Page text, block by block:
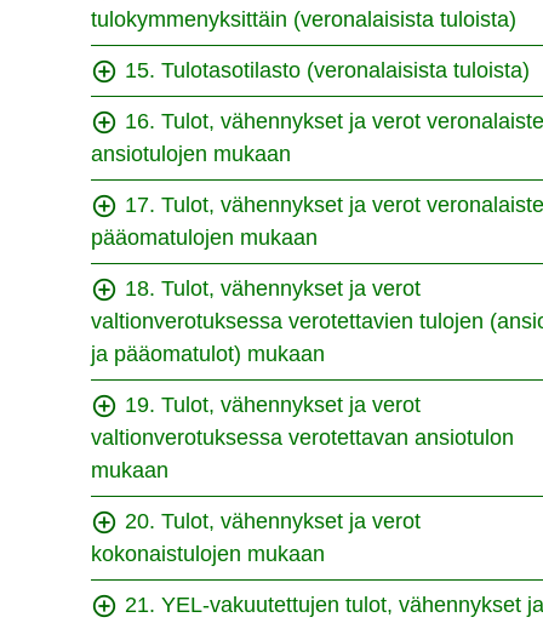
tulokymmenyksittäin (veronalaisista tuloista)
15. Tulotasotilasto (veronalaisista tuloista)
16. Tulot, vähennykset ja verot
ansiotulojen mukaan
17. Tulot, vähennykset ja verot
pääomatulojen mukaan
18. Tulot, vähennykset ja verot
valtionverotuksessa verotettavien tulojen
ja pääomatulot) mukaan
19. Tulot, vähennykset ja verot
valtionverotuksessa verotettavan ansiotulon
mukaan
20. Tulot, vähennykset ja verot
kokonaistulojen mukaan
21. YEL-vakuutettujen tulot, vähennykset ja